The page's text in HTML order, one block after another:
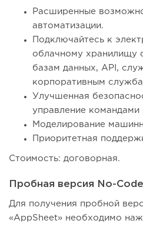
Расширенные
автоматизации.
Подключайтесь к
облачному хранилищу
базам данных, API,
корпоративным
Улучшенная
управление командами
Моделирование
Приоритетная
Стоимость: договорная.
Пробная версия No-
Для получения пробной
«AppSheet» необходимо